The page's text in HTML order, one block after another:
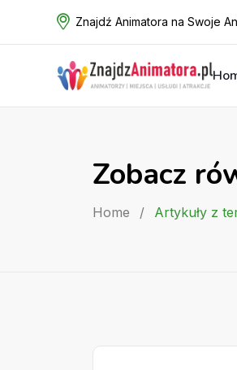
Znajdź Animatora na Swoje
Zobacz
Home / Artykuły z